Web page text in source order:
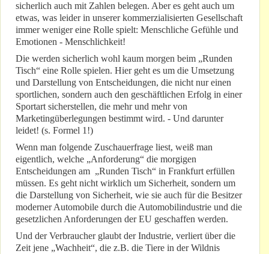
sicherlich auch mit Zahlen belegen. Aber es geht auch um
etwas, was leider in unserer kommerzialisierten Gesellschaft
immer weniger eine Rolle spielt: Menschliche Gefühle und
Emotionen - Menschlichkeit!
Die werden sicherlich wohl kaum morgen beim „Runden
Tisch“ eine Rolle spielen. Hier geht es um die Umsetzung
und Darstellung von Entscheidungen, die nicht nur einen
sportlichen, sondern auch den geschäftlichen Erfolg in einer
Sportart sicherstellen, die mehr und mehr von
Marketingüberlegungen bestimmt wird. - Und darunter
leidet! (s. Formel 1!)
Wenn man folgende Zuschauerfrage liest, weiß man
eigentlich, welche „Anforderung“ die morgigen
Entscheidungen am „Runden Tisch“ in Frankfurt erfüllen
müssen. Es geht nicht wirklich um Sicherheit, sondern um
die Darstellung von Sicherheit, wie sie auch für die Besitzer
moderner Automobile durch die Automobilindustrie und die
gesetzlichen Anforderungen der EU geschaffen werden.
Und der Verbraucher glaubt der Industrie, verliert über die
Zeit jene „Wachheit“, die z.B. die Tiere in der Wildnis